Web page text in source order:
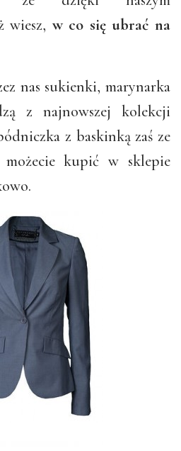
wiesz, w co się ubrać na
nas sukienki, marynarka
z najnowszej kolekcji
z baskinką zaś ze
kupić w sklepie